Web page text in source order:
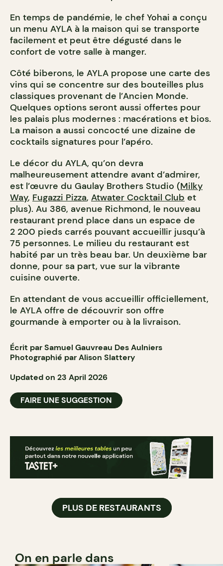
En temps de pandémie, le chef Yohai a conçu
un menu AYLA à la maison qui se transporte
facilement et peut être dégusté dans le
confort de votre salle à manger.
Côté biberons, le AYLA propose une carte des
vins qui se concentre sur des bouteilles plus
classiques provenant de l’Ancien Monde.
Quelques options seront aussi offertes pour
les palais plus modernes : macérations et bios.
La maison a aussi concocté une dizaine de
cocktails signatures pour l’apéro.
Le décor du AYLA, qu’on devra
malheureusement attendre avant d’admirer,
est l’œuvre du Gaulay Brothers Studio (Milky
Way, Fugazzi Pizza, Atwater Cocktail Club et
plus). Au 386, avenue Richmond, le nouveau
restaurant prend place dans un espace de
2 200 pieds carrés pouvant accueillir jusqu’à
75 personnes. Le milieu du restaurant est
habité par un très beau bar. Un deuxième bar
donne, pour sa part, vue sur la vibrante
cuisine ouverte.
En attendant de vous accueillir officiellement,
le AYLA offre de découvrir son offre
gourmande à emporter ou à la livraison.
Écrit par Samuel Gauvreau Des Aulniers
Photographié par Alison Slattery
Updated on 23 April 2026
FAIRE UNE SUGGESTION
PLUS DE RESTAURANTS
On en parle dans